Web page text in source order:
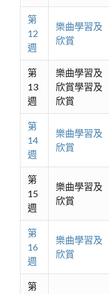
第
12
週
樂曲學習及
欣賞
第
13
週
樂曲學習及
欣賞學習及
欣賞
第
14
週
樂曲學習及
欣賞
第
15
週
樂曲學習及
欣賞
第
16
週
樂曲學習及
欣賞
第